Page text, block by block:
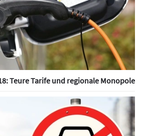
Teure Tarife und regionale Monopole